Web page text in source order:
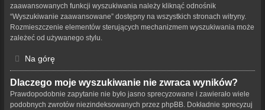
zaawansowanych funkcji wyszukiwania należy kliknąć odnośnik
“Wyszukiwanie zaawansowane” dostępny na wszystkich stronach witryny.
Rozmieszczenie elementów sterujących mechanizmem wyszukiwania może
zależeć od używanego stylu.
Na górę
Dlaczego moje wyszukiwanie nie zwraca wyników?
Prawdopodobnie zapytanie nie było jasno sprecyzowane i zawierało wiele
podobnych zwrotów niezindeksowanych przez phpBB. Dokładnie sprecyzuj